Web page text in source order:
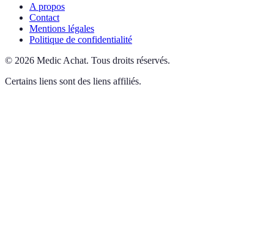
A propos
Contact
Mentions légales
Politique de confidentialité
© 2026 Medic Achat. Tous droits réservés.
Certains liens sont des liens affiliés.